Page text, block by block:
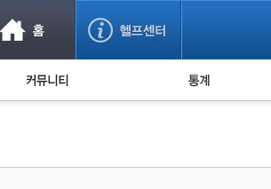
사기 예방했어요! 누적 피해사례 통계